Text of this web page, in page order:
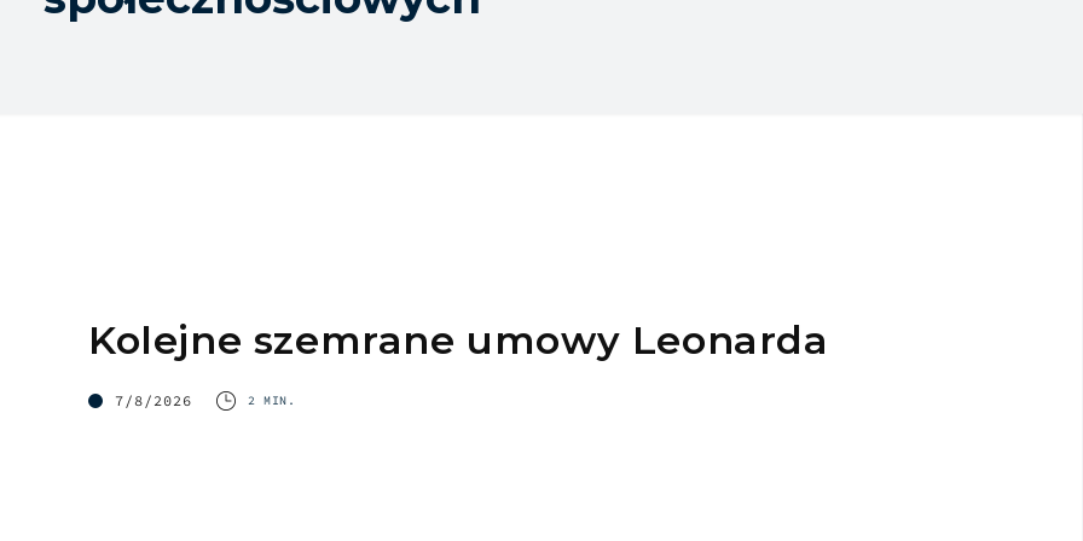
Kolejne szemrane umowy Leonarda
7/8/2026 2 MIN.